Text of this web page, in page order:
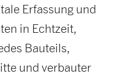
Erfassung und
in Echtzeit,
Bauteils,
und verbauter